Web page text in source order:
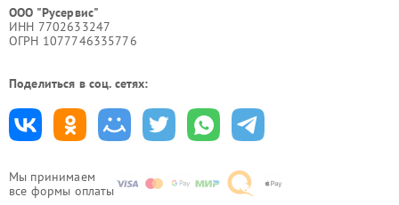
Мы принимаем
все формы оплаты
ООО "Русервис"
ИНН 7702633247
ОГРН 1077746335776
Поделиться в соц. сетях: